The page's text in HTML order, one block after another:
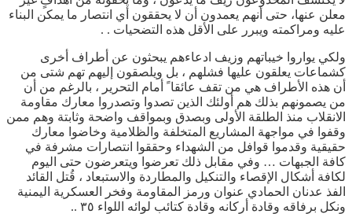
معلن عنها، حتى أنهم يعمدون أن لا يحققون أي انتصار ما يمكن البناء
عليه ومراكمته ويبرر على الأقل هذه التضحيات . .
ولكي يواروا خيباتهم وزيف ادعاءهم يبحثون عن أطراف أخرى
كشماعات يعلقون عليها فشلهم ، بل ويلصقون إليهم تهم شتى من
أن هذه الأطراف هي من تقف عائقا ً أمام التحرير ، بالرغم من أن
من يصمونهم بذلك هم أولئك الذين تصدوا وتصدروا معارك مقاومة
الانقلاب منذ الطلقة الأولى وبصدق وبمواقف واضحة وثابتة وهم ممن
وقفوا في مواجهة المشاريع المتخلفة والظلامية وخاضوا معارك
حقيقية وقدموا قوافل من الشهداء وحققوا انتصارات مشرفة في
كافة الجبهات … وفي مقابل ذلك تعرضوا ويتعرضون حتى اليوم
لكافة أشكال الإقصاء والتنكيل والمطاردة والاستبعاد ، قُتل القائد
الفذ عدنان الحمادي عنوان ورمز المقاومة وفخر العسكرية اليمنية
ونكل برفاقه وقادة أركانه وقادة كتائب لوائه اللواء ٣٥ ..